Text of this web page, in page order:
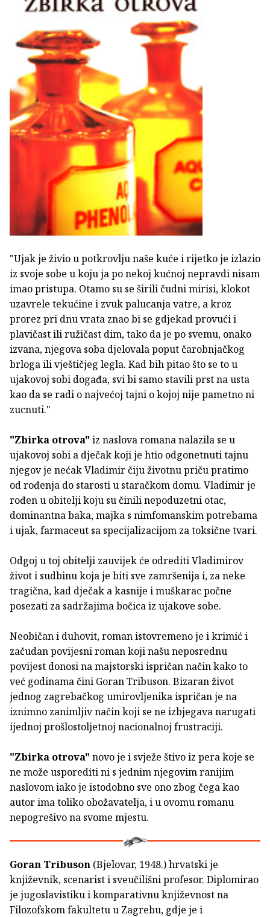
"Ujak je živio u potkrovlju naše kuće i rijetko je izlazio
iz svoje sobe u koju ja po nekoj kućnoj nepravdi nisam
imao pristupa. Otamo su se širili čudni mirisi, klokot
uzavrele tekućine i zvuk palucanja vatre, a kroz
prorez pri dnu vrata znao bi se gdjekad provući i
plavičast ili ružičast dim, tako da je po svemu, onako
izvana, njegova soba djelovala poput čarobnjačkog
brloga ili vještičjeg legla. Kad bih pitao što se to u
ujakovoj sobi događa, svi bi samo stavili prst na usta
kao da se radi o najvećoj tajni o kojoj nije pametno ni
zucnuti."
"Zbirka otrova" iz naslova romana nalazila se u
ujakovoj sobi a dječak koji je htio odgonetnuti tajnu
njegov je nećak Vladimir čiju životnu priču pratimo
od rođenja do starosti u staračkom domu. Vladimir je
rođen u obitelji koju su činili nepoduzetni otac,
dominantna baka, majka s nimfomanskim potrebama
i ujak, farmaceut sa specijalizacijom za toksične tvari.
Odgoj u toj obitelji zauvijek će odrediti Vladimirov
život i sudbinu koja je biti sve zamršenija i, za neke
tragična, kad dječak a kasnije i muškarac počne
posezati za sadržajima bočica iz ujakove sobe.
Neobičan i duhovit, roman istovremeno je i krimić i
začudan povijesni roman koji našu neposrednu
povijest donosi na majstorski ispričan način kako to
već godinama čini Goran Tribuson. Bizaran život
jednog zagrebačkog umirovljenika ispričan je na
iznimno zanimljiv način koji se ne izbjegava narugati
ijednoj prošlostoljetnoj nacionalnoj frustraciji.
"Zbirka otrova" novo je i svježe štivo iz pera koje se
ne može usporediti ni s jednim njegovim ranijim
naslovom iako je istodobno sve ono zbog čega kao
autor ima toliko obožavatelja, i u ovomu romanu
nepogrešivo na svome mjestu.
Goran Tribuson (Bjelovar, 1948.) hrvatski je
književnik, scenarist i sveučilišni profesor. Diplomirao
je jugoslavistiku i komparativnu književnost na
Filozofskom fakultetu u Zagrebu, gdje je i